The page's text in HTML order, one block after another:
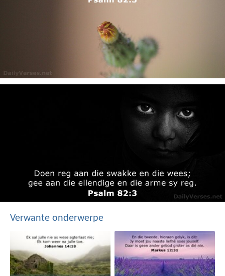
Verwante onderwerpe